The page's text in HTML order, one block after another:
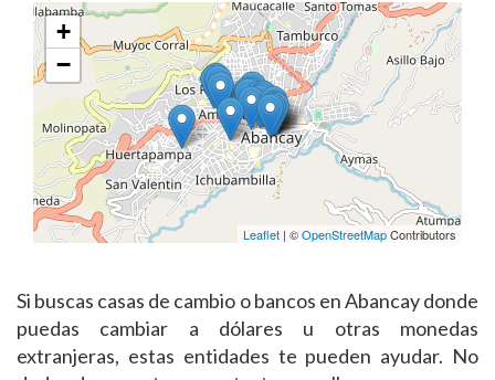
+
−
Leaflet | ©OpenStreetMapContributors
Si buscas casas de cambio o bancos en Abancay donde
puedas cambiar a dólares u otras monedas
extranjeras, estas entidades te pueden ayudar. No